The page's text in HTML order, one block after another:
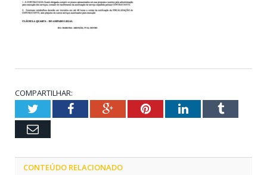
COMPARTILHAR:
TwitterFacebookGoogle+PinterestLinkedInTumblr
Email
CONTEÚDO RELACIONADO